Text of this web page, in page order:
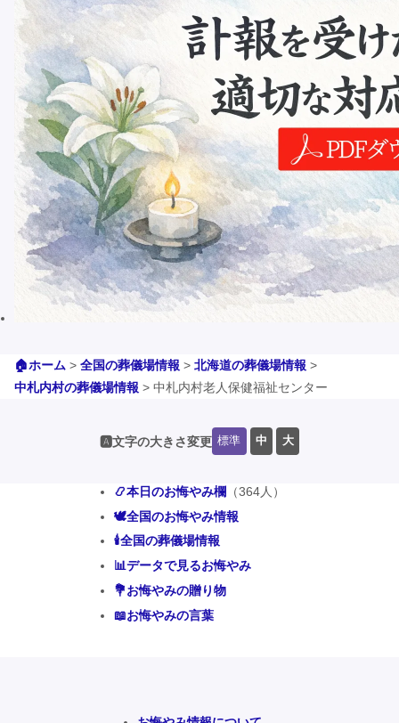
🏠ホーム > 全国の葬儀場情報 > 北海道の葬儀場情報 >
中札内村の葬儀場情報 > 中札内村老人保健福祉センター
🅰️文字の大きさ変更 標準 中 大
📿本日のお悔やみ欄 （364人）
🕊️全国のお悔やみ情報
🕯️全国の葬儀場情報
📊データで見るお悔やみ
💐お悔やみの贈り物
📖お悔やみの言葉